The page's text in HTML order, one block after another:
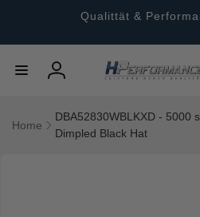
Qualittät &
Einloggen
Home
DBA52830WBLKXD - 5000
Dimpled Black Hat